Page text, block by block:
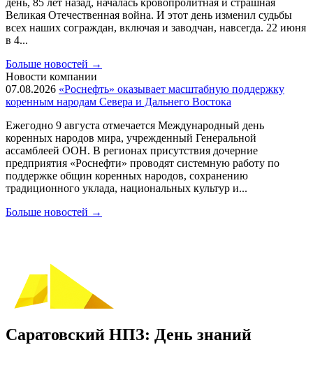
день, 85 лет назад, началась кровопролитная и страшная
Великая Отечественная война. И этот день изменил судьбы
всех наших сограждан, включая и заводчан, навсегда. 22 июня
в 4...
Больше новостей →
Новости компании
07.08.2026 «Роснефть» оказывает масштабную поддержку
коренным народам Севера и Дальнего Востока
Ежегодно 9 августа отмечается Международный день
коренных народов мира, учрежденный Генеральной
ассамблеей ООН. В регионах присутствия дочерние
предприятия «Роснефти» проводят системную работу по
поддержке общин коренных народов, сохранению
традиционного уклада, национальных культур и...
Больше новостей →
Саратовский НПЗ: День знаний